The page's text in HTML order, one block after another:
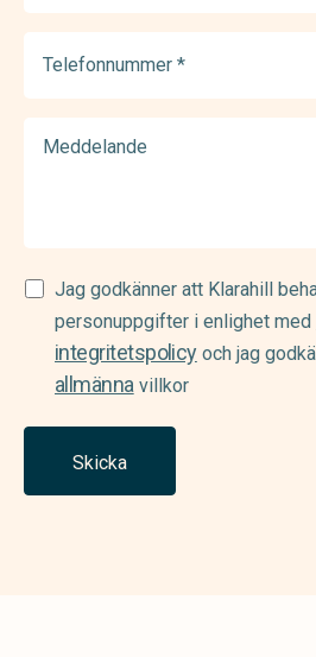
(Required)
Samtycke
(Required)
Jag godkänner att Klarahill
personuppgifter i enlighet med
integritetspolicyoch jag
allmännavillkor
Skicka